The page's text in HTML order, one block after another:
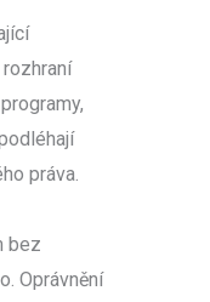
práva.
bez
Oprávnění